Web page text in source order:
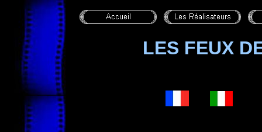
LES FEUX